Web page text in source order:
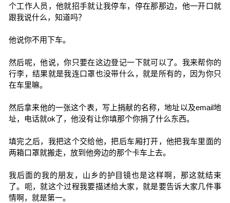
个工作人员，他就招手就让我停车，停在那那边，他一开口就
跟我说什么，知道吗？
他说你不用下车。
然后呢，他说，你只要在这边登记一下就可以了。我来帮你的
行李，结果就是我连口罩也没带什么，就是所有的，因为你只
在车里嘛。
然后拿来他的一张这个表，写上捐献的名称，地址以及email地
址，电话就ok了，他没有让你填那个你捐了什么东西。
填完之后，我把这个交给他，把后车厢打开，他把我车里面的
两箱口罩就搬走，放到他旁边的那个卡车上去。
我后面的我的朋友，山乡的护目镜也是这样啊，那这就结束
了。呃，就这个过程我要描述给大家，就是要告诉大家几件事
情啊，就是第一。